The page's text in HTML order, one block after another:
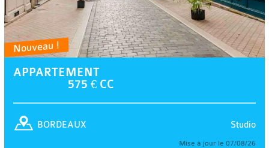
Nouveau !
APPARTEMENT
575 € CC
Studio
BORDEAUX
Mise à jour le 07/08/26